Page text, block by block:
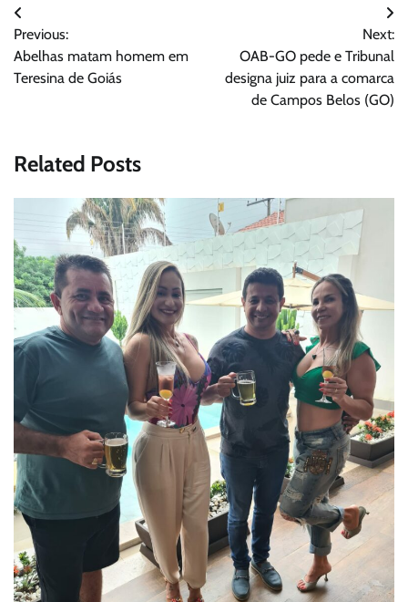
Navegação
de
Post
Previous:
Abelhas matam homem em
Teresina de Goiás
Next:
OAB-GO pede e Tribunal
designa juiz para a comarca
de Campos Belos (GO)
Related Posts